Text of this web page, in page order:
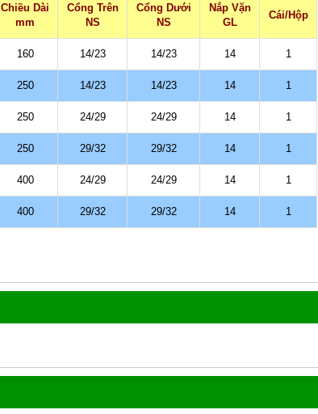
Chiều Dài
mm
Cổng Trên
NS
Cổng Dưới
NS
Nắp Vặn
GL
Cái/Hộp
160 14/23 14/23 14 1
250 14/23 14/23 14 1
250 24/29 24/29 14 1
250 29/32 29/32 14 1
400 24/29 24/29 14 1
400 29/32 29/32 14 1